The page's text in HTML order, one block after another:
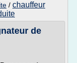
/ chauffeur
de